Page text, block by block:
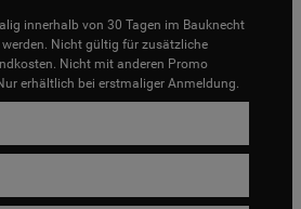
innerhalb von 30 Tagen im Bauknecht
Nicht gültig für zusätzliche
Nicht mit anderen Promo
erhältlich bei erstmaliger Anmeldung.